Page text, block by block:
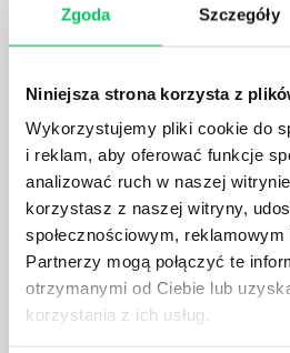
Zgoda Szczegóły
Niniejsza strona korzysta z
Wykorzystujemy pliki cookie do
i reklam, aby oferować funkcje
analizować ruch w naszej
korzystasz z naszej witryny,
społecznościowym,
Partnerzy mogą połączyć te
otrzymanymi od Ciebie lub
korzystania z ich usług.
egzekwowanie prawa
GDZIE MOŻEMY ZAPOZNAĆ
WYMAGANIAMI NORM
MEDYCZNYCH?
W związku z ogromnym
społeczeństwa wprowadzane
które mają za zadanie poprawić